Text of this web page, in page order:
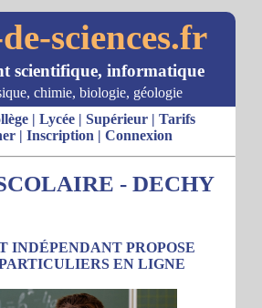
sciences.fr
scientifique, informatique
chimie, biologie, géologie
| Lycée| Supérieur| Tarifs
| Inscription | Connexion
- DECHY
INDÉPENDANT PROPOSE
EN LIGNE